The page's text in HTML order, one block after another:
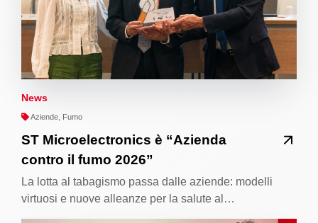
News
Aziende, Fumo
ST Microelectronics è “Azienda
contro il fumo 2026”
La lotta al tabagismo passa dalle aziende: modelli
virtuosi e nuove alleanze per la salute al…